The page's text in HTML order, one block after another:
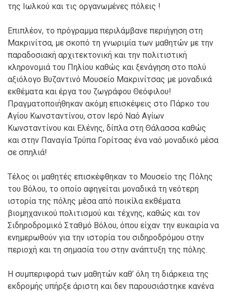
της Ιωλκού και τις οργανωμένες πόλεις !
Επιπλέον, το πρόγραμμα περιλάμβανε περιήγηση στη
Μακρινίτσα, με σκοπό τη γνωριμία των μαθητών με την
παραδοσιακή αρχιτεκτονική και την πολιτιστική
κληρονομιά του Πηλίου καθώς και ξενάγηση στο πολύ
αξιόλογο Βυζαντινό Μουσείο Μακρινίτσας με μοναδικά
εκθέματα και έργα του ζωγράφου Θεόφιλου!
Πραγματοποιήθηκαν ακόμη επισκέψεις στο Πάρκο του
Αγίου Κωνσταντίνου, στον Ιερό Ναό Αγίων
Κωνσταντίνου και Ελένης, δίπλα στη Θάλασσα καθώς
και στην Παναγία Τρύπα Γορίτσας ένα ναό μοναδικό μέσα
σε σπηλιά!
Τέλος οι μαθητές επισκέφθηκαν το Μουσείο της Πόλης
του Βόλου, το οποίο αφηγείται μοναδικά τη νεότερη
ιστορία της πόλης μέσα από ποικίλα εκθέματα
βιομηχανικού πολιτισμού και τέχνης, καθώς και τον
Σιδηροδρομικό Σταθμό Βόλου, όπου είχαν την ευκαιρία να
ενημερωθούν για την ιστορία του σιδηροδρόμου στην
περιοχή και τη σημασία του στην ανάπτυξη της πόλης.
Η συμπεριφορά των μαθητών καθ’ όλη τη διάρκεια της
εκδρομής υπήρξε άριστη και δεν παρουσιάστηκε κανένα